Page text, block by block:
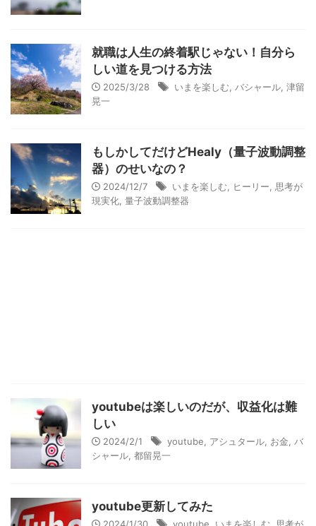
就職は人生の終着駅じゃない！自分ら
しい道を見つける方法
2025/3/28 いまを楽しむ バシャール 津留
晃一
もしかしてだけどHealy（量子波動調整
器）のせいなの？
2024/12/7 いまを楽しむ ヒーリー
思考が
現実化 量子波動調整器
youtubeは楽しいのだが、収益化は難
しい
2024/2/1 youtube アシュタール お金
バ
シャール 都留晃一
youtube更新してみた
2024/1/30 youtube いまを楽しむ 思考が